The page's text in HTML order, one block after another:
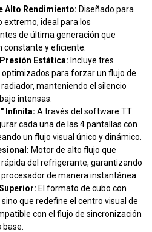
Alto Rendimiento: Diseñado para
ideal para los
de última generación que
constante y eficiente.
Estática: Incluye tres
para forzar un flujo de
manteniendo el silencio
intensas.
Infinita: A través del software TT
cada una de las 4 pantallas con
un flujo visual único y dinámico.
Motor de alto flujo que
del refrigerante, garantizando
de manera instantánea.
El formato de cubo con
que redefine el centro visual de
con el flujo de sincronización